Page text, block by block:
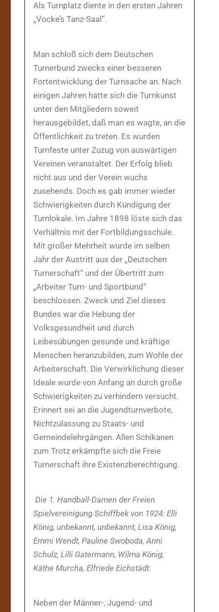
Als Turnplatz diente in den ersten Jahren
„Vocke’s Tanz-Saal“.
Man schloß sich dem Deutschen
Turnerbund zwecks einer besseren
Fortentwicklung der Turnsache an. Nach
einigen Jahren hatte sich die Turnkunst
unter den Mitgliedern soweit
herausgebildet, daß man es wagte, an die
Öffentlichkeit zu treten. Es wurden
Turnfeste unter Zuzug von auswärtigen
Vereinen veranstaltet. Der Erfolg blieb
nicht aus und der Verein wuchs
zusehends. Doch es gab immer wieder
Schwierigkeiten durch Kündigung der
Turnlokale. Im Jahre 1898 löste sich das
Verhältnis mit der Fortbildungsschule.
Mit großer Mehrheit wurde im selben
Jahr der Austritt aus der „Deutschen
Turnerschaft“ und der Übertritt zum
„Arbeiter Turn- und Sportbund“
beschlossen. Zweck und Ziel dieses
Bundes war die Hebung der
Volksgesundheit und durch
Leibesübungen gesunde und kräftige
Menschen heranzubilden, zum Wohle der
Arbeiterschaft. Die Verwirklichung dieser
Ideale wurde von Anfang an durch große
Schwierigkeiten zu verhindern versucht.
Erinnert sei an die Jugendturnverbote,
Nichtzulassung zu Staats- und
Gemeindelehrgängen. Allen Schikanen
zum Trotz erkämpfte sich die Freie
Turnerschaft ihre Existenzberechtigung.
Die 1. Handball-Damen der Freien
Spielvereinigung Schiffbek von 1924: Elli
König, unbekannt, unbekannt, Lisa König,
Emmi Wendt, Pauline Swoboda, Anni
Schulz, Lilli Gatermann, Wilma König,
Käthe Murcha, Elfriede Eichstädt.
Neben der Männer-, Jugend- und